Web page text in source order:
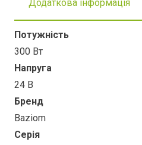
Додаткова інформація
Потужність
300 Вт
Напруга
24 В
Бренд
Baziom
Серія